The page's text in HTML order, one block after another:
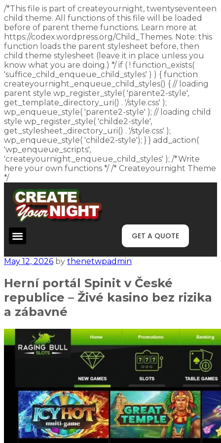
/*This file is part of createyournight, twentyseventeen
child theme. All functions of this file will be loaded
before of parent theme functions. Learn more at
https://codex.wordpress.org/Child_Themes. Note: this
function loads the parent stylesheet before, then
child theme stylesheet (leave it in place unless you
know what you are doing.) */ if ( ! function_exists(
'suffice_child_enqueue_child_styles' ) ) { function
createyournight_enqueue_child_styles() { // loading
parent style wp_register_style( 'parente2-style',
get_template_directory_uri() . '/style.css' );
wp_enqueue_style( 'parente2-style' ); // loading child
style wp_register_style( 'childe2-style',
get_stylesheet_directory_uri() . '/style.css' );
wp_enqueue_style( 'childe2-style'); } } add_action(
'wp_enqueue_scripts',
'createyournight_enqueue_child_styles' ); /*Write
here your own functions */ /* Createyournight Theme
*/
GET A QUOTE
May 12, 2026 by thenetwpadmin
Herní portál Spinit v České
republice – Živé kasino bez rizika
a zábavné